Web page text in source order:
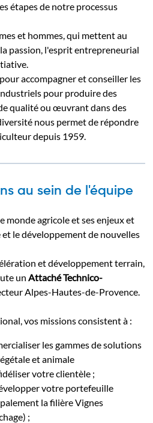
étapes de notre processus
et hommes, qui mettent au
passion, l'esprit entrepreneurial
accompagner et conseiller les
pour produire des
qualité ou œuvrant dans des
nous permet de répondre
depuis 1959.
au sein de l'équipe
monde agricole et ses enjeux et
le développement de nouvelles
et développement terrain,
un Attaché Technico-
Alpes-Hautes-de-Provence.
vos missions consistent à :
les gammes de solutions
et animale
votre clientèle ;
votre portefeuille
la filière Vignes
;